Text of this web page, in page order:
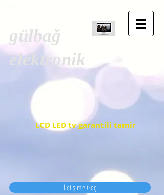
gülbağ
elektronik
LCD LED tv garantili tamir
İletişime Geç